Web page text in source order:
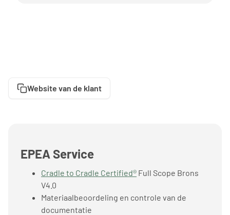
Website van de klant
EPEA Service
Cradle to Cradle Certified® Full Scope Brons
V4.0
Materiaalbeoordeling en controle van de
documentatie